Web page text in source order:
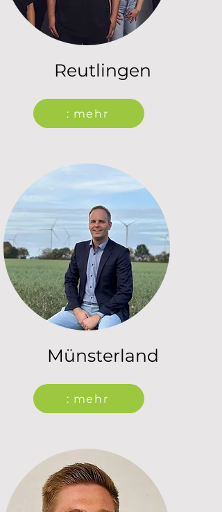
Reutlingen
: mehr
Münsterland
: mehr